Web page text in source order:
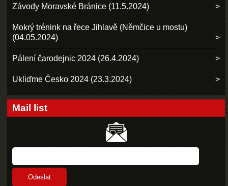
Závody Moravské Bránice (11.5.2024)
Mokrý trénink na řece Jihlavě (Němčice u mostu)
(04.05.2024)
Pálení čarodejnic 2024 (26.4.2024)
Ukliďme Česko 2024 (23.3.2024)
Mail list